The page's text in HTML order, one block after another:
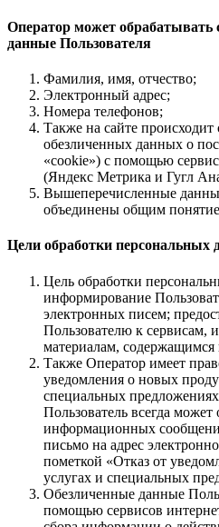
Оператор может
данные Пользователя
Фамилия, имя, отчество;
Электронный адрес;
Номера телефонов;
Также на сайте происходит
обезличенных данных о
«cookie») с помощью
(Яндекс Метрика и Гугл
Вышеперечисленные
объединены общим
Цели обработки персональных
Цель обработки
информирование
электронных писем;
Пользователю к сервисам,
материалам, содержащимся
Также Оператор имеет
уведомления о новых
специальных
Пользователь всегда может
информационных
письмо на адрес
пометкой «Отказ от
услугах и специальных
Обезличенные данные
помощью сервисов